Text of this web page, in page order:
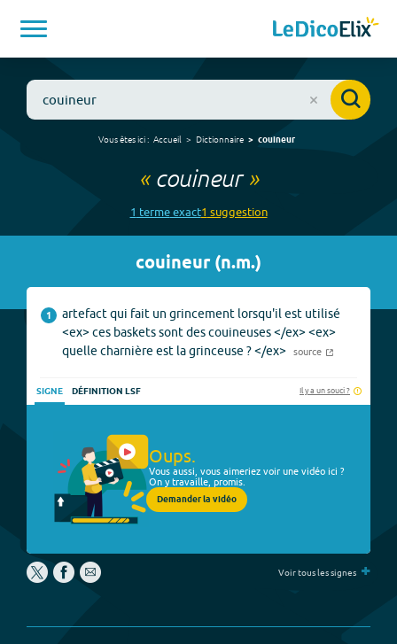
Vous êtes ici : Accueil Dictionnaire couineur
« couineur»
1 termeexact1 suggestion
couineur(n.m.)
1
artefact qui fait un grincement lorsqu'il est utilisé
<ex> ces baskets sont des couineuses </ex> <ex>
quelle charnière est la grinceuse ? </ex>
source
SIGNE DÉFINITION LSF Il y a un souci ?
Oups.
Vous aussi, vous aimeriez voir une vidéo ici ?
On y travaille, promis.
Demander la vidéo
Voir tous les signes +